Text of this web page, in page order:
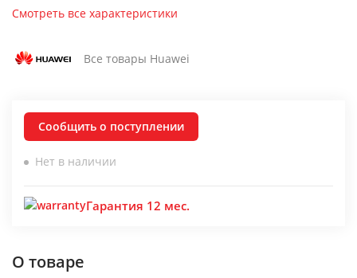
Смотреть все характеристики
Все товары Huawei
Сообщить о поступлении
Нет в наличии
Гарантия 12 мес.
О товаре